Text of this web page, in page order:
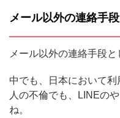
メール以外の連絡手段
メール以外の連絡手段
中でも、日本において
人の不倫でも、LINEの
ね。